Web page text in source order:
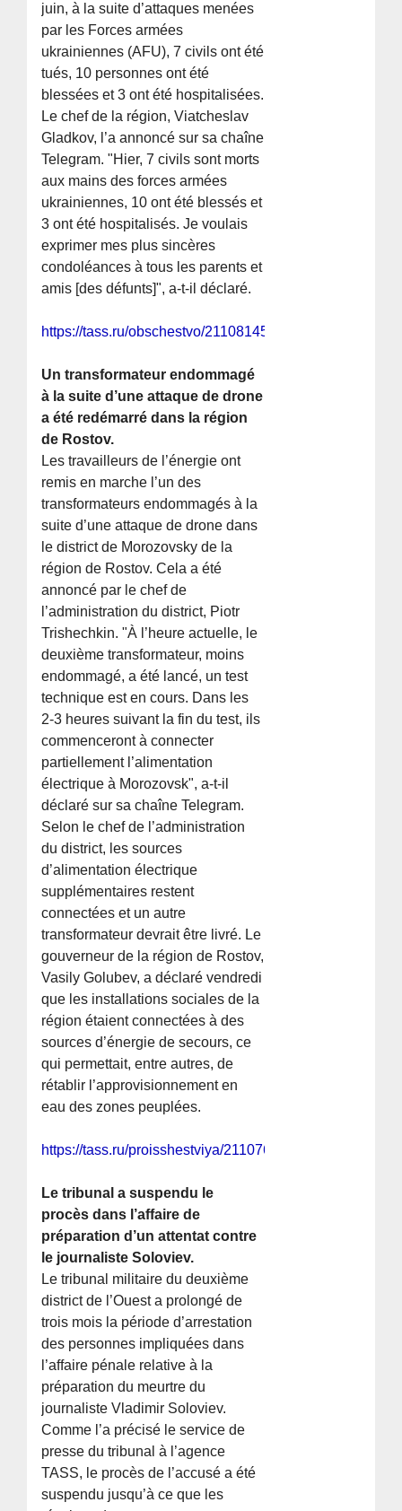
juin, à la suite d’attaques menées
par les Forces armées
ukrainiennes (AFU), 7 civils ont été
tués, 10 personnes ont été
blessées et 3 ont été hospitalisées.
Le chef de la région, Viatcheslav
Gladkov, l’a annoncé sur sa chaîne
Telegram. "Hier, 7 civils sont morts
aux mains des forces armées
ukrainiennes, 10 ont été blessés et
3 ont été hospitalisés. Je voulais
exprimer mes plus sincères
condoléances à tous les parents et
amis [des défunts]", a-t-il déclaré.
https://tass.ru/obschestvo/21108145
Un transformateur endommagé
à la suite d’une attaque de drone
a été redémarré dans la région
de Rostov.
Les travailleurs de l’énergie ont
remis en marche l’un des
transformateurs endommagés à la
suite d’une attaque de drone dans
le district de Morozovsky de la
région de Rostov. Cela a été
annoncé par le chef de
l’administration du district, Piotr
Trishechkin. "À l’heure actuelle, le
deuxième transformateur, moins
endommagé, a été lancé, un test
technique est en cours. Dans les
2-3 heures suivant la fin du test, ils
commenceront à connecter
partiellement l’alimentation
électrique à Morozovsk", a-t-il
déclaré sur sa chaîne Telegram.
Selon le chef de l’administration
du district, les sources
d’alimentation électrique
supplémentaires restent
connectées et un autre
transformateur devrait être livré. Le
gouverneur de la région de Rostov,
Vasily Golubev, a déclaré vendredi
que les installations sociales de la
région étaient connectées à des
sources d’énergie de secours, ce
qui permettait, entre autres, de
rétablir l’approvisionnement en
eau des zones peuplées.
https://tass.ru/proisshestviya/21107659
Le tribunal a suspendu le
procès dans l’affaire de
préparation d’un attentat contre
le journaliste Soloviev.
Le tribunal militaire du deuxième
district de l’Ouest a prolongé de
trois mois la période d’arrestation
des personnes impliquées dans
l’affaire pénale relative à la
préparation du meurtre du
journaliste Vladimir Soloviev.
Comme l’a précisé le service de
presse du tribunal à l’agence
TASS, le procès de l’accusé a été
suspendu jusqu’à ce que les